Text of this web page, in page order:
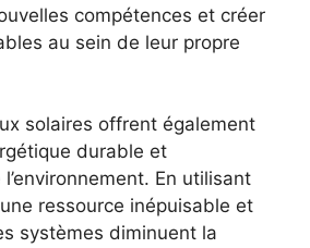
compétences et créer
au sein de leur propre
solaires offrent également
durable et
En utilisant
ressource inépuisable et
systèmes⁣ diminuent la